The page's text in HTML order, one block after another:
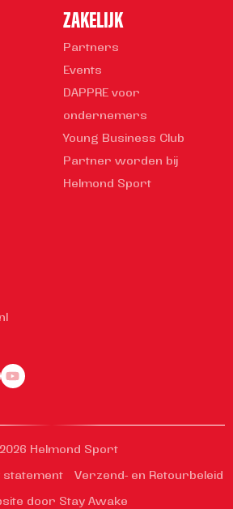
ZAKELIJK
Partners
Events
DAPPRE voor
ondernemers
Young Business Club
Partner worden bij
Helmond Sport
Helmond Sport
statement Verzend- en Retourbeleid
door Stay Awake